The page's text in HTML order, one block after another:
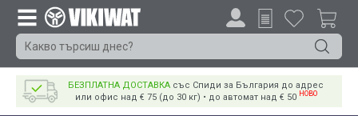
БЕЗПЛАТНА ДОСТАВКА със Спиди за България до адрес
или офис над € 75 (до 30 кг) • до автомат над € 50 НОВО